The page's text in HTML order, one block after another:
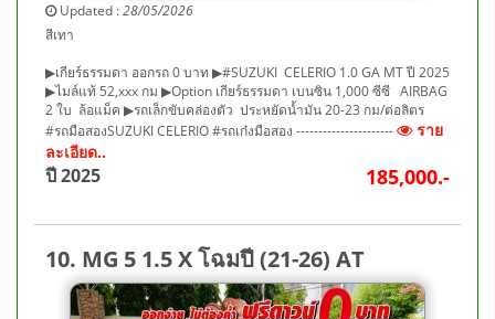
Updated :28/05/2026
สีเทา
▶เกียร์ธรรมดา ออกรถ 0 บาท ▶#SUZUKI CELERIO 1.0 GA MT ปี 2025
▶ไมล์แท้ 52,xxx กม ▶Option เกียร์ธรรมดา เบนซิน 1,000 ซีซี AIRBAG
2 ใบ ล้อแม็ค ▶รถเล็กขับคล่องตัว ประหยัดน้ำมัน 20-23 กม/ต่อลิตร
#รถมือสองSUZUKI CELERIO #รถเก๋งมือสอง ----------------------
ราย
ละเอียด..
ปี 2025 185,000.-
10. MG 5 1.5 X โฉมปี (21-26) AT